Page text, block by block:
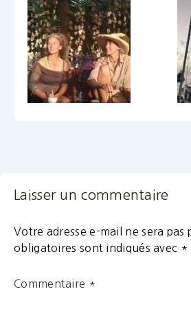
Laisser un commentaire
Votre adresse e-mail ne sera pas
obligatoires sont indiqués avec *
Commentaire *